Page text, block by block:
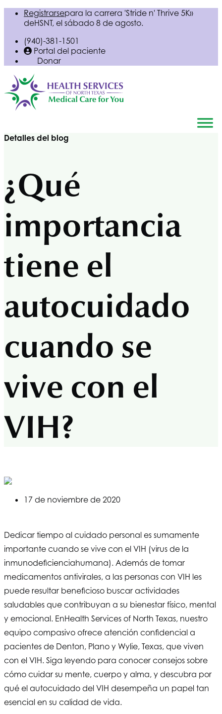
Registrarsepara la carrera 'Stride n' Thrive 5K»
deHSNT, el sábado 8 de agosto.
(940)-381-1501
Portal del paciente
Donar
Detalles del blog
¿Qué
importancia
tiene el
autocuidado
cuando se
vive con el
VIH?
17 de noviembre de 2020
Dedicar tiempo al cuidado personal es sumamente
importante cuando se vive con el VIH (virus de la
inmunodeficienciahumana). Además de tomar
medicamentos antivirales, a las personas con VIH les
puede resultar beneficioso buscar actividades
saludables que contribuyan a su bienestar físico, mental
y emocional. EnHealth Services of North Texas, nuestro
equipo compasivo ofrece atención confidencial a
pacientes de Denton, Plano y Wylie, Texas, que viven
con el VIH. Siga leyendo para conocer consejos sobre
cómo cuidar su mente, cuerpo y alma, y descubra por
qué el autocuidado del VIH desempeña un papel tan
esencial en su calidad de vida.